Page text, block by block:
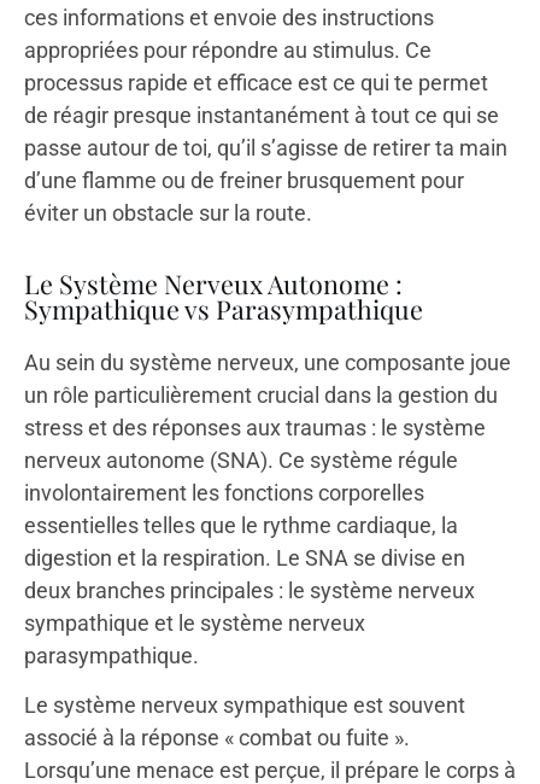
ces informations et envoie des instructions
appropriées pour répondre au stimulus. Ce
processus rapide et efficace est ce qui te permet
de réagir presque instantanément à tout ce qui se
passe autour de toi, qu’il s’agisse de retirer ta main
d’une flamme ou de freiner brusquement pour
éviter un obstacle sur la route.
Le Système Nerveux Autonome :
Sympathique vs Parasympathique
Au sein du système nerveux, une composante joue
un rôle particulièrement crucial dans la gestion du
stress et des réponses aux traumas : le système
nerveux autonome (SNA). Ce système régule
involontairement les fonctions corporelles
essentielles telles que le rythme cardiaque, la
digestion et la respiration. Le SNA se divise en
deux branches principales : le système nerveux
sympathique et le système nerveux
parasympathique.
Le système nerveux sympathique est souvent
associé à la réponse « combat ou fuite ».
Lorsqu’une menace est perçue, il prépare le corps à